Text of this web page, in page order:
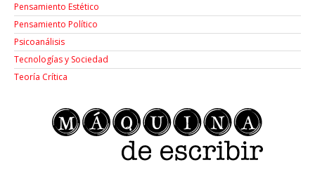
Pensamiento Estético
Pensamiento Político
Psicoanálisis
Tecnologías y Sociedad
Teoría Crítica